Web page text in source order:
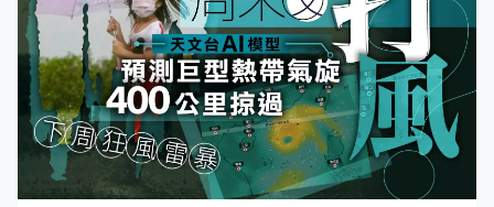
滿，怒斥是「甩鍋」。 不滿鄰座200公斤佔用座位空間
事主：這事合理嗎？ 事主以「合理麼」為題發文並附上照
片，指早前乘搭高鐵二等座時，由於鄰座乘客體型肥碩，
佔用其座位空間，導致全程難以舒適就座。他直斥：「二
等座，旁邊坐席賣給400斤的胖子，我根本沒法坐到座位
上。鐵路部門，這事合理麼？二等座，不考慮一下體型售
賣麼？這讓我怎麼正常坐在自己的座位上？」根據其上傳
的照片可見，一名體形較肥胖的男子在座位上，身旁未見